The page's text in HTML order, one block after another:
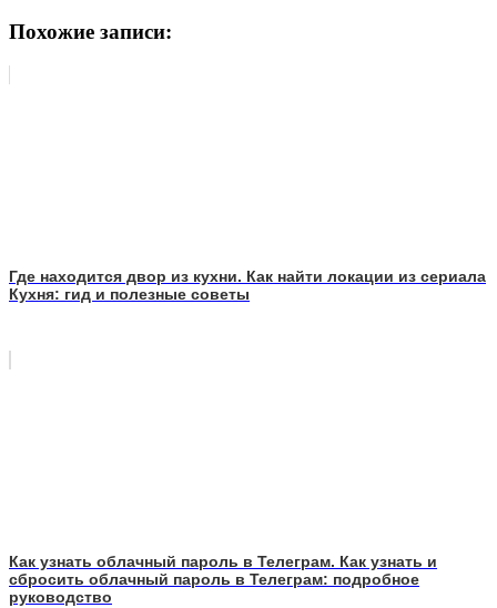
Похожие записи:
Где находится двор из кухни. Как найти локации из сериала
Кухня: гид и полезные советы
Как узнать облачный пароль в Телеграм. Как узнать и
сбросить облачный пароль в Телеграм: подробное
руководство